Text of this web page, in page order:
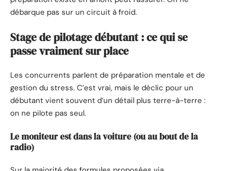
débarque pas sur un circuit à froid.
Stage de pilotage débutant : ce qui se
passe vraiment sur place
Les concurrents parlent de préparation mentale et de
gestion du stress. C’est vrai, mais le déclic pour un
débutant vient souvent d’un détail plus terre-à-terre :
on ne pilote pas seul.
Le moniteur est dans la voiture (ou au bout de la
radio)